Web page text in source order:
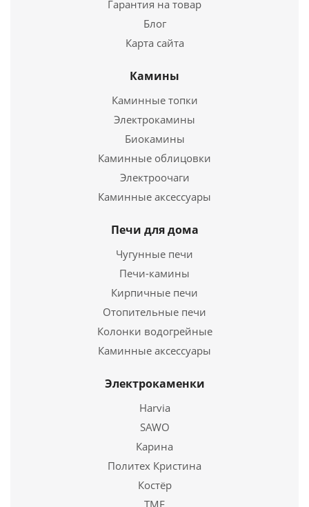
Купить в 1 клик
Печь для бани Бермуда (угловая) панорамная
31 200 руб.
Подробнее
Купить в 1 клик
Гарантия на товар
Блог
Карта сайта
Камины
Каминные топки
Электрокамины
Биокамины
Каминные облицовки
Электроочаги
Каминные аксессуары
Печи для дома
Чугунные печи
Печи-камины
Кирпичные печи
Отопительные печи
Колонки водогрейные
Каминные аксессуары
Электрокаменки
Harvia
SAWO
Карина
Политех Кристина
Костёр
TMF